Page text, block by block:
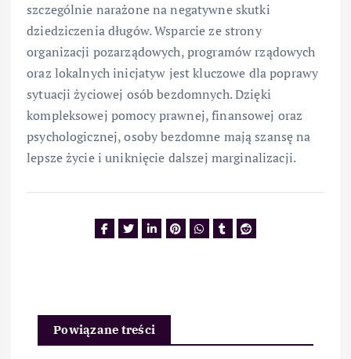
szczególnie narażone na negatywne skutki
dziedziczenia długów. Wsparcie ze strony
organizacji pozarządowych, programów rządowych
oraz lokalnych inicjatyw jest kluczowe dla poprawy
sytuacji życiowej osób bezdomnych. Dzięki
kompleksowej pomocy prawnej, finansowej oraz
psychologicznej, osoby bezdomne mają szansę na
lepsze życie i uniknięcie dalszej marginalizacji.
Powiązane treści